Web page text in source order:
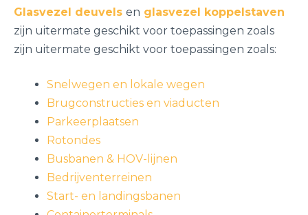
Glasvezel deuvels en glasvezel koppelstaven
zijn uitermate geschikt voor toepassingen zoals
zijn uitermate geschikt voor toepassingen zoals:
Snelwegen en lokale wegen
Brugconstructies en viaducten
Parkeerplaatsen
Rotondes
Busbanen & HOV-lijnen
Bedrijventerreinen
Start- en landingsbanen